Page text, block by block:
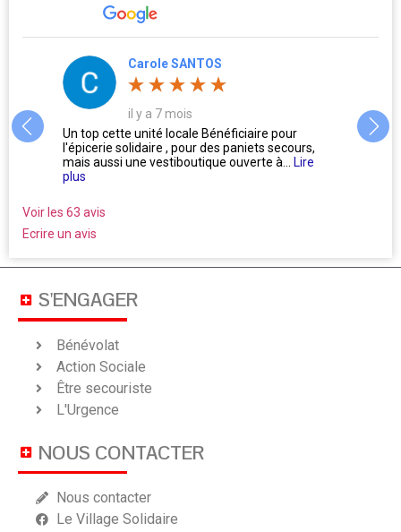
Carole SANTOS
il y a 7 mois
Un top cette unité locale Bénéficiaire pour
l'épicerie solidaire , pour des paniets secours,
mais aussi une vestiboutique ouverte à... Lire
plus
Voir les 63 avis
Ecrire un avis
S'ENGAGER
Bénévolat
Action Sociale
Être secouriste
L'Urgence
NOUS CONTACTER
Nous contacter
Le Village Solidaire